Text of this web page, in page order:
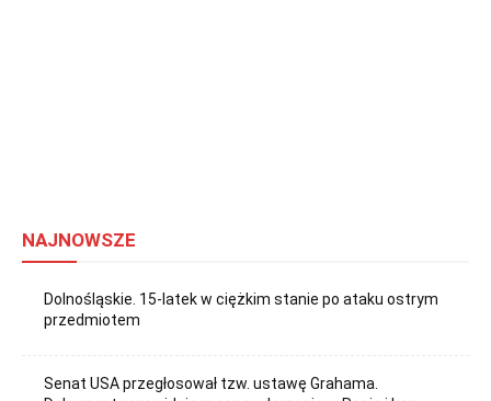
NAJNOWSZE
Dolnośląskie. 15-latek w ciężkim stanie po ataku ostrym
przedmiotem
Senat USA przegłosował tzw. ustawę Grahama.